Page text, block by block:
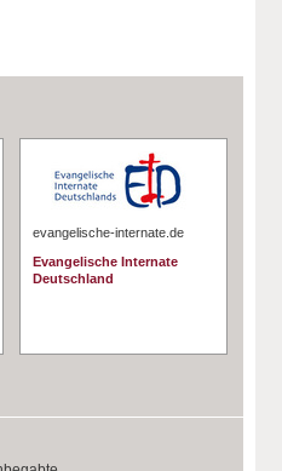
evangelische-internate.de
Evangelische Internate
Deutschland